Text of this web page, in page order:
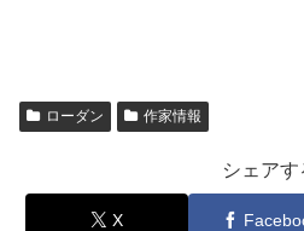
ローダン 作家情報
シェアす
X